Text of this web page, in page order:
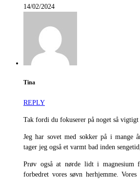
14/02/2024
Tina
REPLY
Tak fordi du fokuserer på noget så vigtigt
Jeg har sovet med sokker på i mange
tager jeg også et varmt bad inden
Prøv også at nørde lidt i magnesium
forbedret vores søvn herhjemme.